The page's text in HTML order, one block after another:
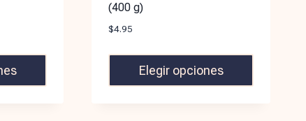
(400 g)
$4.95
Elegir opciones